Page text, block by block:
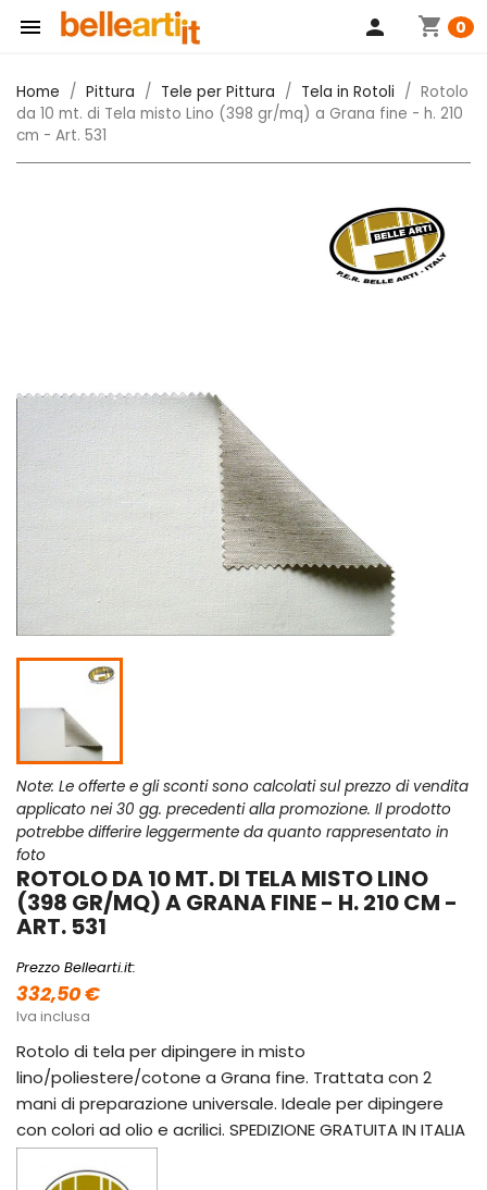
 shopping_cart 0
person
Home Pittura Tele per Pittura Tela in Rotoli
Rotolo
da 10 mt. di Tela misto Lino (398 gr/mq) a Grana fine - h. 210
cm - Art. 531
Note: Le offerte e gli sconti sono calcolati sul prezzo di vendita
applicato nei 30 gg. precedenti alla promozione. Il prodotto
potrebbe differire leggermente da quanto rappresentato in
foto
ROTOLO DA 10 MT. DI TELA MISTO LINO
(398 GR/MQ) A GRANA FINE - H. 210 CM -
ART. 531
Prezzo Bellearti.it:
332,50 €
Iva inclusa
Rotolo di tela per dipingere in misto
lino/poliestere/cotone a Grana fine. Trattata con 2
mani di preparazione universale. Ideale per dipingere
con colori ad olio e acrilici. SPEDIZIONE GRATUITA IN ITALIA